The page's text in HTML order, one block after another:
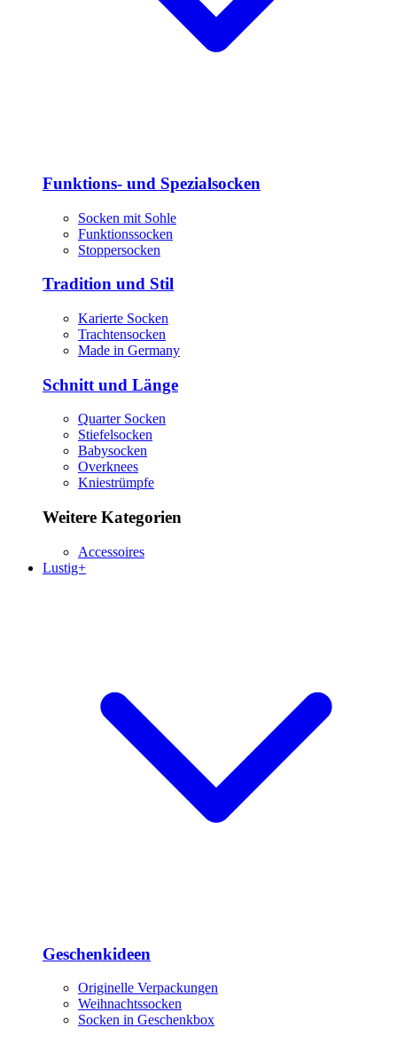
Funktions- und Spezialsocken
Socken mit Sohle
Funktionssocken
Stoppersocken
Tradition und Stil
Karierte Socken
Trachtensocken
Made in Germany
Schnitt und Länge
Quarter Socken
Stiefelsocken
Babysocken
Overknees
Kniestrümpfe
Weitere Kategorien
Accessoires
Lustig+
Geschenkideen
Originelle Verpackungen
Weihnachtssocken
Socken in Geschenkbox